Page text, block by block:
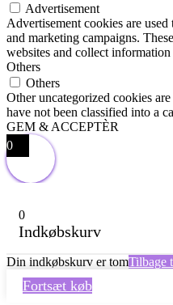
Advertisement
Advertisement cookies are
and marketing campaigns.
websites and collect
Others
Others
Other uncategorized cookies
have not been classified into a
GEM & ACCEPTÈR
0
0
Indkøbskurv
Din indkøbskurv er tomTilbage
Fortsæt køb